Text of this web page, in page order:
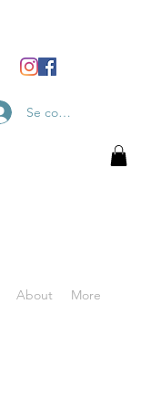
Se connecter
About More